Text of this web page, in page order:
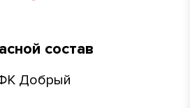
состав
Добрый